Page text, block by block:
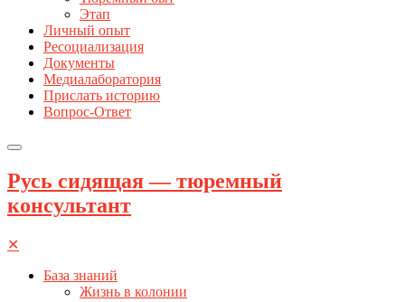
Этап
Личный опыт
Ресоциализация
Документы
Медиалаборатория
Прислать историю
Вопрос-Ответ
Русь сидящая — тюремный
консультант
✕
База знаний
Жизнь в колонии